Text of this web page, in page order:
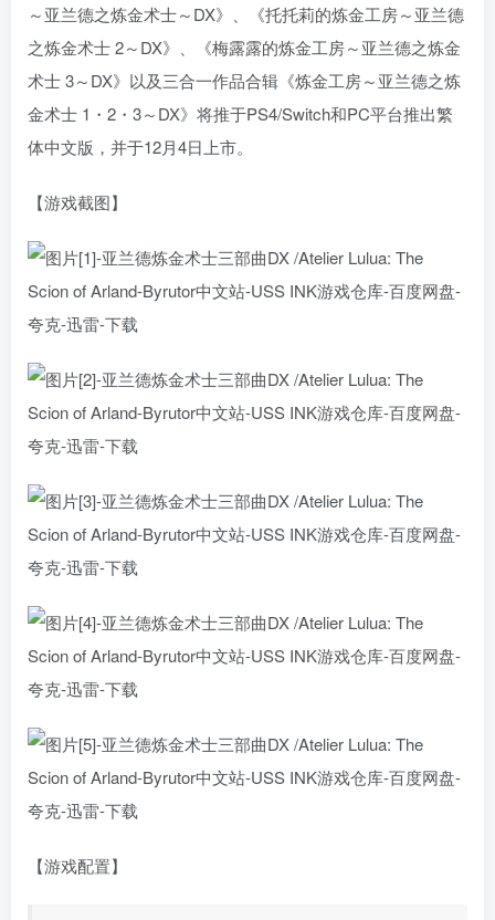
～亚兰德之炼金术士～DX》、《托托莉的炼金工房～亚兰德
之炼金术士 2～DX》、《梅露露的炼金工房～亚兰德之炼金
术士 3～DX》以及三合一作品合辑《炼金工房～亚兰德之炼
金术士 1・2・3～DX》将推于PS4/Switch和PC平台推出繁
体中文版，并于12月4日上市。
【游戏截图】
【游戏配置】